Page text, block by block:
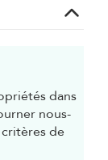
dans
nous-
de